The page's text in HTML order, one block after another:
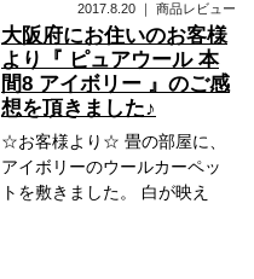
2017.8.20 ｜ 商品レビュー
大阪府にお住いのお客様
より『 ピュアウール 本
間8 アイボリー 』のご感
想を頂きました♪
☆お客様より☆ 畳の部屋に、
アイボリーのウールカーペッ
トを敷きました。 白が映え